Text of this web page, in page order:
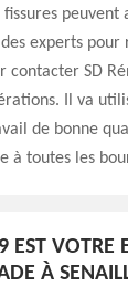
experts
SD
Il va
de bonne
à toutes les
VOTRE
À